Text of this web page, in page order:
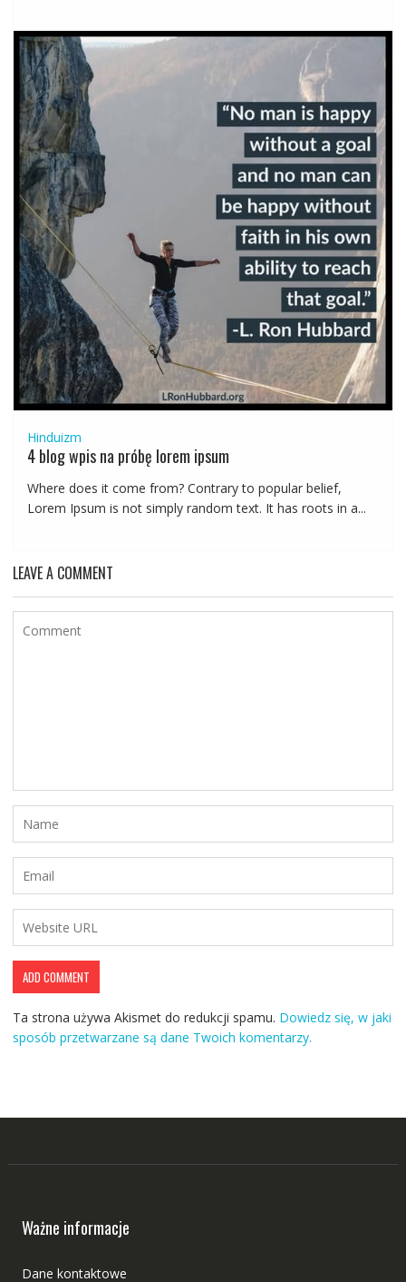
Hinduizm
4 blog wpis na próbę lorem ipsum
Where does it come from? Contrary to popular belief,
Lorem Ipsum is not simply random text. It has roots in a...
LEAVE A COMMENT
Ta strona używa Akismet do redukcji spamu. Dowiedz się, w jaki
sposób przetwarzane są dane Twoich komentarzy.
Ważne informacje
Dane kontaktowe